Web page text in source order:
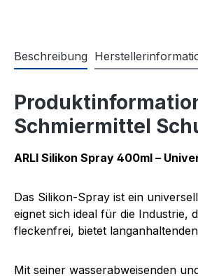
Beschreibung
Schmiermittel
ARLI Silikon Spray 400ml –
Das Silikon-Spray ist ein
eignet sich ideal für die Industrie,
fleckenfrei, bietet
Mit seiner wasserabweisenden